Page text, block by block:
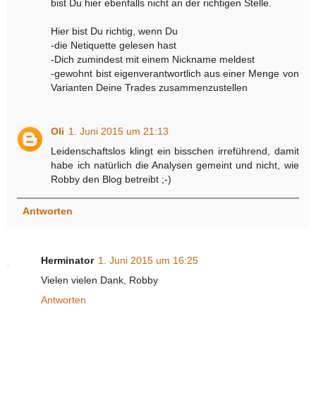
bist Du hier ebenfalls nicht an der richtigen Stelle.
Hier bist Du richtig, wenn Du
-die Netiquette gelesen hast
-Dich zumindest mit einem Nickname meldest
-gewohnt bist eigenverantwortlich aus einer Menge von
Varianten Deine Trades zusammenzustellen
Oli 1. Juni 2015 um 21:13
Leidenschaftslos klingt ein bisschen irreführend, damit
habe ich natürlich die Analysen gemeint und nicht, wie
Robby den Blog betreibt ;-)
Antworten
Herminator 1. Juni 2015 um 16:25
Vielen vielen Dank, Robby
Antworten